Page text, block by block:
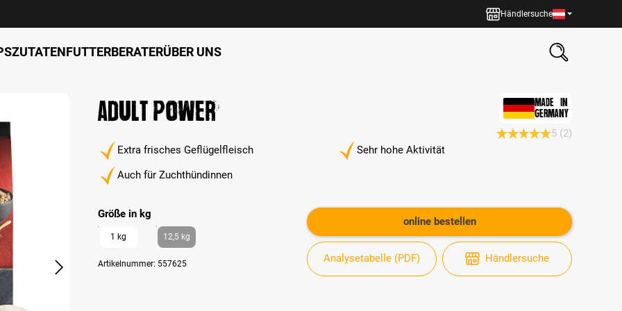
Händlersuche
ZUTATENFUTTERBERATERÜBER UNS
Adult Power
MADE IN
GERMANY
5 (2)
Extra frisches Geflügelfleisch
Sehr hohe Aktivität
Auch für Zuchthündinnen
Größe in kgauswählen
1 kg 12,5 kg
Artikelnummer: 557625
online bestellen
Analysetabelle (PDF) Händlersuche